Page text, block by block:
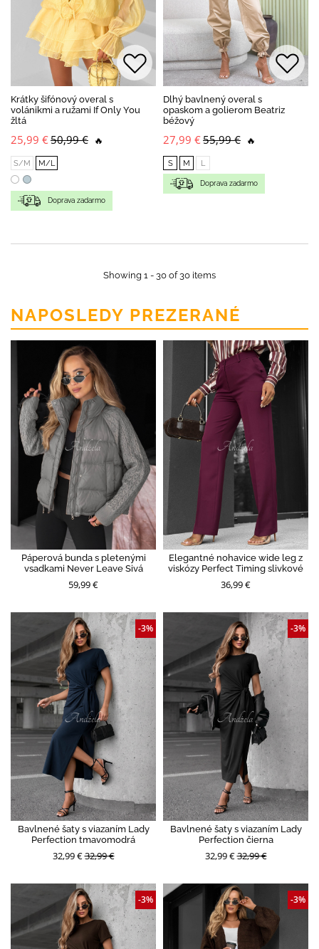
Krátky šifónový overal s
volánikmi a ružami If Only You
žltá
25,99 €50,99 € 🔥
S/M M/L
Doprava zadarmo
Dlhý bavlnený overal s
opaskom a golierom Beatriz
béžový
27,99 €55,99 € 🔥
S M L
Doprava zadarmo
Showing 1 - 30 of 30 items
NAPOSLEDY PREZERANÉ
Páperová bunda s pletenými
vsadkami Never Leave Sivá
59,99 €
Elegantné nohavice wide leg z
viskózy Perfect Timing slivkové
36,99 €
Bavlnené šaty s viazaním Lady
Perfection tmavomodrá
32,99 €32,99 €
-3%
Bavlnené šaty s viazaním Lady
Perfection čierna
32,99 €32,99 €
-3%
-3% -3%